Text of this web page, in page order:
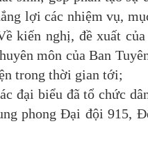
lợi các nhiệm vụ,
kiến nghị, đề xuất
môn của Ban
trong thời gian tới;
biểu đã tổ chức
phong Đại đội 915,